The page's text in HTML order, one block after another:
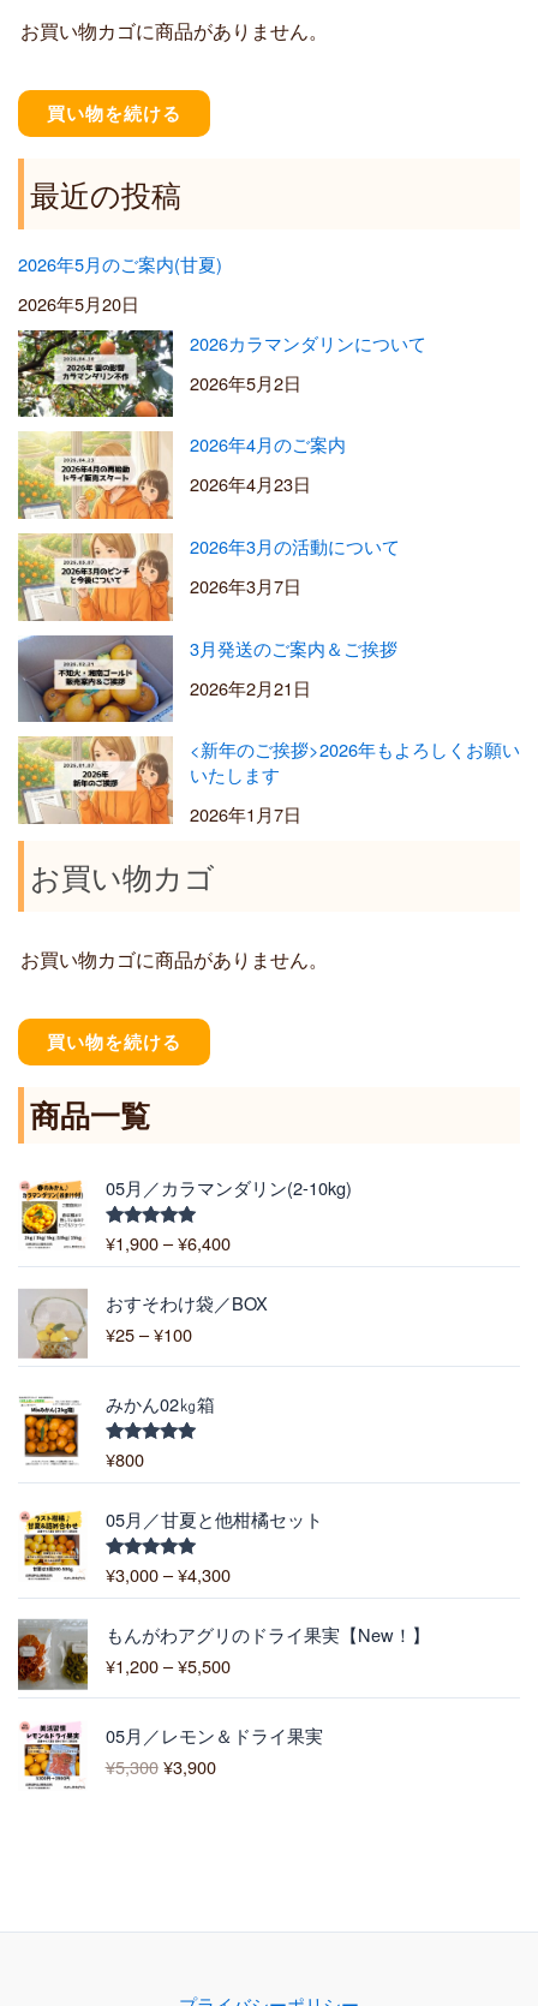
0
お買い物カゴに商品がありません。
買い物を続ける
最近の投稿
2026年5月のご案内(甘夏)
2026年5月20日
2026カラマンダリンについて
2026年5月2日
2026年4月のご案内
2026年4月23日
2026年3月の活動について
2026年3月7日
3月発送のご案内＆ご挨拶
2026年2月21日
<新年のご挨拶>2026年もよろしくお願い
いたします
2026年1月7日
お買い物カゴ
お買い物カゴに商品がありません。
買い物を続ける
商品一覧
05月／カラマンダリン(2-10kg)
5段階中
5.00
¥1,900 –¥6,400
価
格
:
1
6
4
0
おすそわけ袋／BOX
¥25 –¥100
価
格
帯
:
¥
2
5
1
0
0
みかん02㎏箱
5段階中
¥800
05月／甘夏と他柑橘セット
5段階中
5.00
¥3,000 –¥4,300
価
格
:
3
,
0
もんがわアグリのドライ果実【New！】
¥1,200 –¥5,500
格
帯
:
1
5
05月／レモン＆ドライ果実
¥5,300
元
の
価
3
¥3,900
現
在
の
,